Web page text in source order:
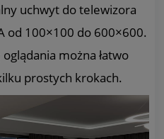
uchwyt do telewizora
od 100×100 do 600×600.
można łatwo
prostych krokach.